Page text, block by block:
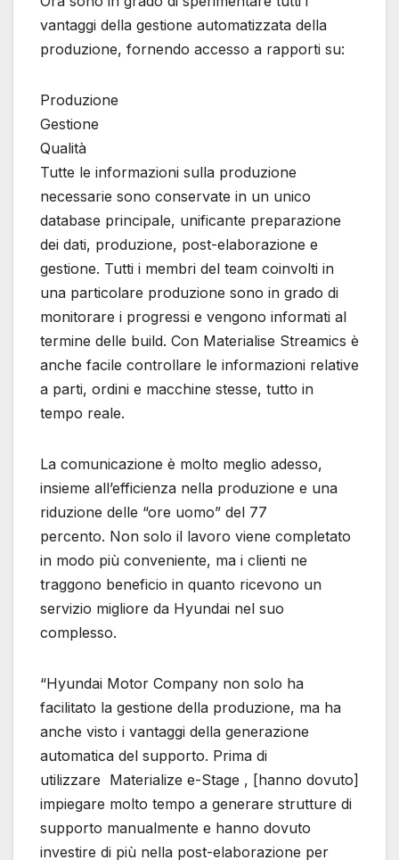
vantaggi della gestione automatizzata della
produzione, fornendo accesso a rapporti su:
Produzione
Gestione
Qualità
Tutte le informazioni sulla produzione
necessarie sono conservate in un unico
database principale, unificante preparazione
dei dati, produzione, post-elaborazione e
gestione. Tutti i membri del team coinvolti in
una particolare produzione sono in grado di
monitorare i progressi e vengono informati al
termine delle build. Con Materialise Streamics è
anche facile controllare le informazioni relative
a parti, ordini e macchine stesse, tutto in
tempo reale.
La comunicazione è molto meglio adesso,
insieme all’efficienza nella produzione e una
riduzione delle “ore uomo” del 77
percento. Non solo il lavoro viene completato
in modo più conveniente, ma i clienti ne
traggono beneficio in quanto ricevono un
servizio migliore da Hyundai nel suo
complesso.
“Hyundai Motor Company non solo ha
facilitato la gestione della produzione, ma ha
anche visto i vantaggi della generazione
automatica del supporto. Prima di
utilizzare Materialize e-Stage , [hanno dovuto]
impiegare molto tempo a generare strutture di
supporto manualmente e hanno dovuto
investire di più nella post-elaborazione per